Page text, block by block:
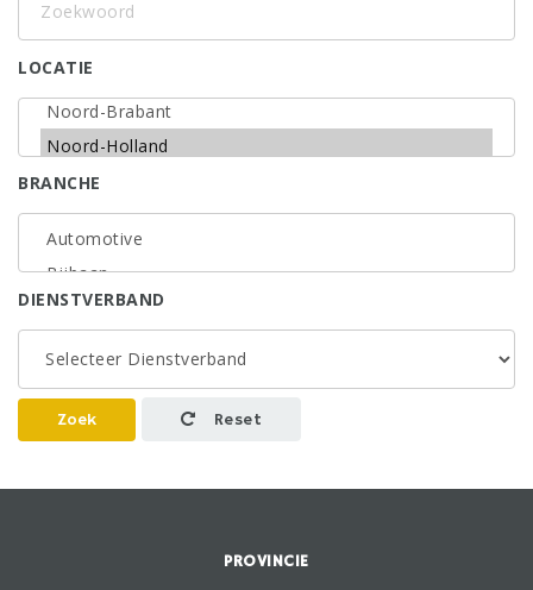
LOCATIE
BRANCHE
DIENSTVERBAND
Zoek Reset
PROVINCIE